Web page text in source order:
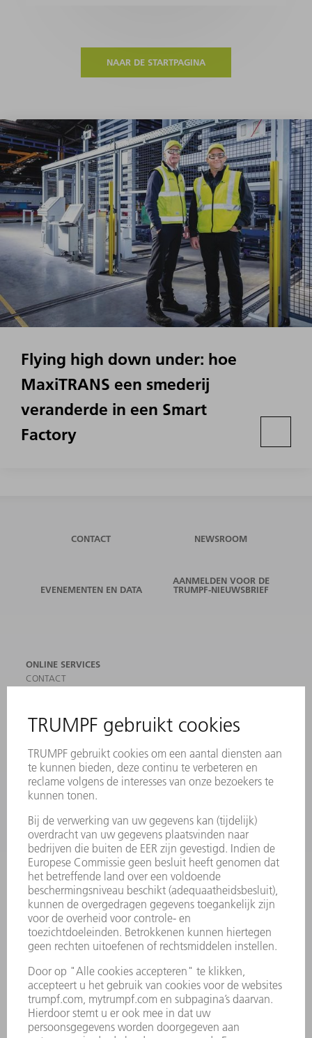
NAAR DE STARTPAGINA
Flying high down under: hoe
MaxiTRANS een smederij
veranderde in een Smart
Factory
CONTACT NEWSROOM
EVENEMENTEN EN DATA
AANMELDEN VOOR DE
TRUMPF-NIEUWSBRIEF
ONLINE SERVICES
CONTACT
AANMELDEN VOOR NIEUWSBRIEF
MYTRUMPF
VEILIGHEIDSGEGEVENSBLADEN
PRODUCTEN
MACHINES & SYSTEMEN
LASER
ELEKTROGEREEDSCHAP
SMART FACTORY
SOFTWARE
SERVICES
TOEPASSINGEN
SECTOREN
ONDERNEMING
CARRIÈRE
VACATURES
BEDRIJFSPROFIEL
JAARVERSLAG
BEDRIJFSPRINCIPES
COMPLIANCE
KLOKKENLUIDERSYSTEEM
BEVEILIGING